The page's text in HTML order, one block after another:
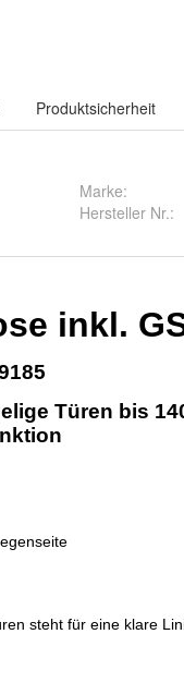
Produktsicherheit
Marke:
Hersteller Nr.: